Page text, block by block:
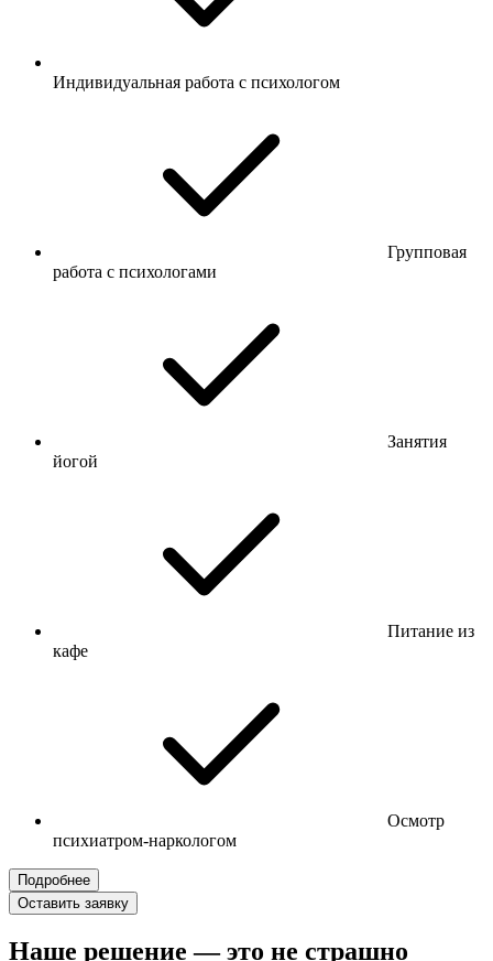
Индивидуальная работа с психологом
Групповая
работа с психологами
Занятия
йогой
Питание из
кафе
Осмотр
психиатром-наркологом
Подробнее
Оставить заявку
Наше решение — это не страшно